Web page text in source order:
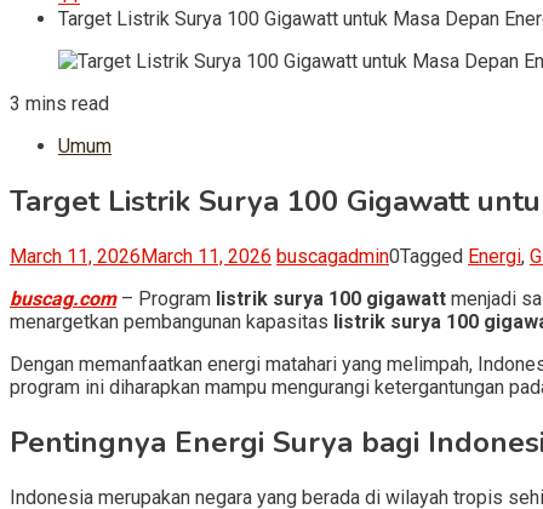
Target Listrik Surya 100 Gigawatt untuk Masa Depan
3 mins read
Umum
Target Listrik Surya 100 Gigawatt
March 11, 2026March 11, 2026 buscagadmin0Tagged Energi,
buscag.com– Program listrik surya 100 gigawatt menjadi
menargetkan pembangunan kapasitas listrik surya 100
Dengan memanfaatkan energi matahari yang melimpah,
program ini diharapkan mampu mengurangi ketergantungan
Pentingnya Energi Surya bagi
Indonesia merupakan negara yang berada di wilayah tropis